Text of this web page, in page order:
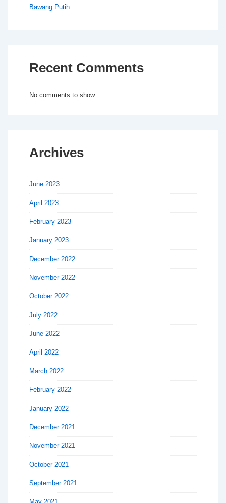
Bawang Putih
Recent Comments
No comments to show.
Archives
June 2023
April 2023
February 2023
January 2023
December 2022
November 2022
October 2022
July 2022
June 2022
April 2022
March 2022
February 2022
January 2022
December 2021
November 2021
October 2021
September 2021